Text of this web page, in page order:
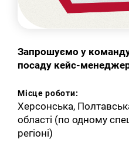
Запрошуємо у
посаду кейс-
Місце роботи:
Херсонська,
області (по одному
регіоні)